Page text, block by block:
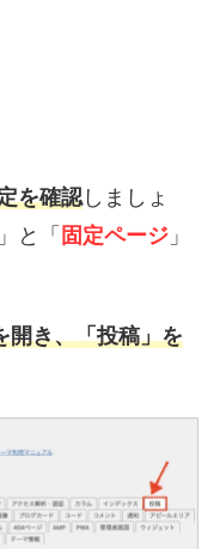
を確認しましょ
」と「固定ページ 」
き、「投稿」を